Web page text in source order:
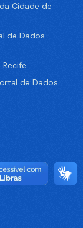
Cidade de
de Dados
de Dados